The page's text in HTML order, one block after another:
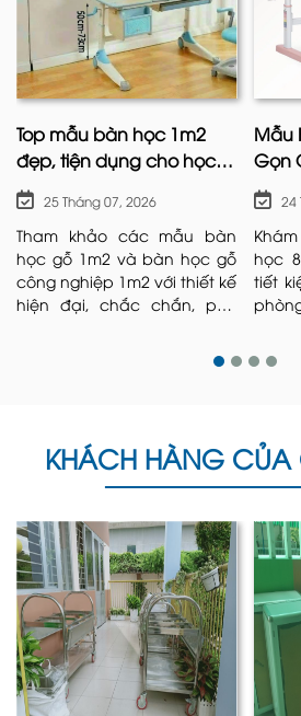
2. Lợi ích tuyệt
mang lại trong gia
Bảo quản kệ dép trở nên
đẹp:Giá để dép không
của bạn trở nên gọn
mà còn bảo quản giày
quả nhất. Đặc biệt là đối
dép bạn ít sử dụng,
cẩn thận rất dễ bị bám
có nhu cầu dùng lại
Top mẫu bàn học 1m2
đẹp, tiện dụng cho học
sinh hiện nay
25 Tháng 07, 2026
Tham khảo các mẫu bàn
học gỗ 1m2 và bàn học gỗ
công nghiệp 1m2 với thiết kế
hiện đại, chắc chắn, phù
Mẫu
Gọn
Gian
24
học
tiết
KHÁCH HÀNG CỦA